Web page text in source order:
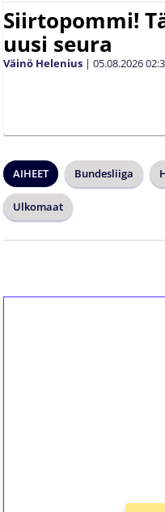
Siirtopommi!
uusi seura
Väinö Helenius | 05.08.2026
AIHEET Bundesliiga
Ulkomaat